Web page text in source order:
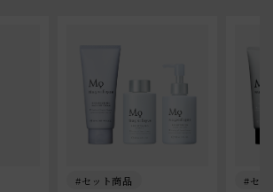
セット商品 セ